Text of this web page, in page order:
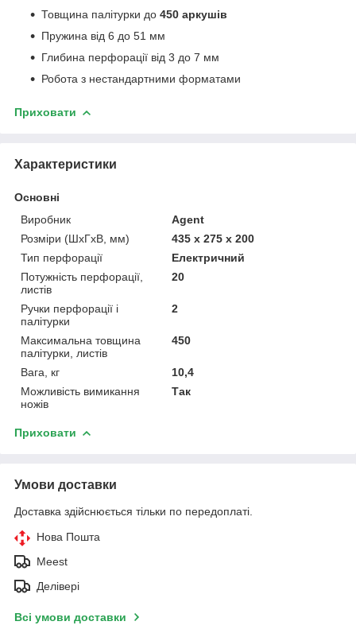
Товщина палітурки до 450 аркушів
Пружина від 6 до 51 мм
Глибина перфорації від 3 до 7 мм
Робота з нестандартними форматами
Приховати
Характеристики
Основні
Виробник
Agent
Розміри (ШхГхВ, мм)
435 x 275 x 200
Тип перфорації
Електричний
Потужність перфорації,
листів
20
Ручки перфорації і
палітурки
2
Максимальна товщина
палітурки, листів
450
Вага, кг
10,4
Можливість вимикання
ножів
Так
Приховати
Умови доставки
Доставка здійснюється тільки по передоплаті.
Нова Пошта
Meest
Делівері
Всі умови доставки